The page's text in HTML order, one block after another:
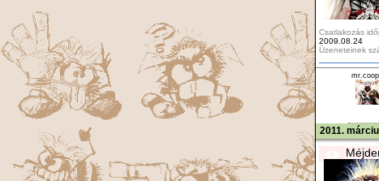
Csatlakozás
2009.08.24
Üzeneteinek
2011.